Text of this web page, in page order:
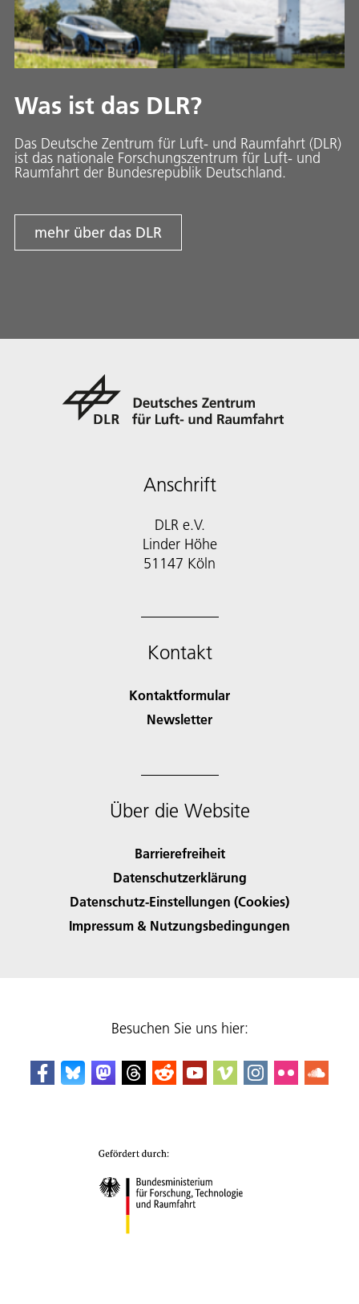
Was ist das DLR?
Das Deutsche Zentrum für Luft- und Raumfahrt (DLR)
ist das nationale Forschungszentrum für Luft- und
Raumfahrt der Bundesrepublik Deutschland.
mehr über das DLR
Anschrift
DLR e.V.
Linder Höhe
51147 Köln
Kontakt
Kontaktformular
Newsletter
Über die Website
Barrierefreiheit
Datenschutzerklärung
Datenschutz-Einstellungen (Cookies)
Impressum & Nutzungsbedingungen
Besuchen Sie uns hier: